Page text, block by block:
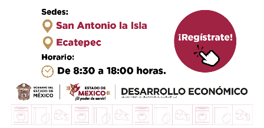
Nombran a nuevo director en Operagua
STAFF / Zona Cero Noticias